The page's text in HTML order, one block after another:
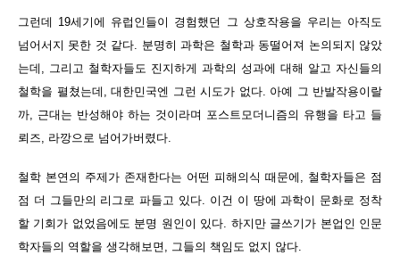
그런데 19세기에 유럽인들이 경험했던 그 상호작용을 우리는 아직도
넘어서지 못한 것 같다. 분명히 과학은 철학과 동떨어져 논의되지 않았
는데, 그리고 철학자들도 진지하게 과학의 성과에 대해 알고 자신들의
철학을 펼쳤는데, 대한민국엔 그런 시도가 없다. 아예 그 반발작용이랄
까, 근대는 반성해야 하는 것이라며 포스트모더니즘의 유행을 타고 들
뢰즈, 라깡으로 넘어가버렸다.
철학 본연의 주제가 존재한다는 어떤 피해의식 때문에, 철학자들은 점
점 더 그들만의 리그로 파들고 있다. 이건 이 땅에 과학이 문화로 정착
할 기회가 없었음에도 분명 원인이 있다. 하지만 글쓰기가 본업인 인문
학자들의 역할을 생각해보면, 그들의 책임도 없지 않다.